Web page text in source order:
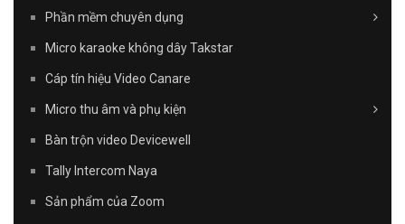
Phần mềm chuyên dụng
Micro karaoke không dây Takstar
Cáp tín hiệu Video Canare
Micro thu âm và phụ kiện
Bàn trộn video Devicewell
Tally Intercom Naya
Sản phẩm của Zoom